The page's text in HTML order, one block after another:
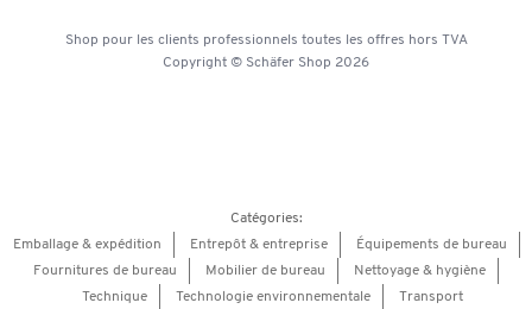
Shop pour les clients professionnels toutes les offres hors TVA
Copyright © Schäfer Shop 2026
Catégories:
Emballage & expédition
Entrepôt & entreprise
Équipements de bureau
Fournitures de bureau
Mobilier de bureau
Nettoyage & hygiène
Technique
Technologie environnementale Transport